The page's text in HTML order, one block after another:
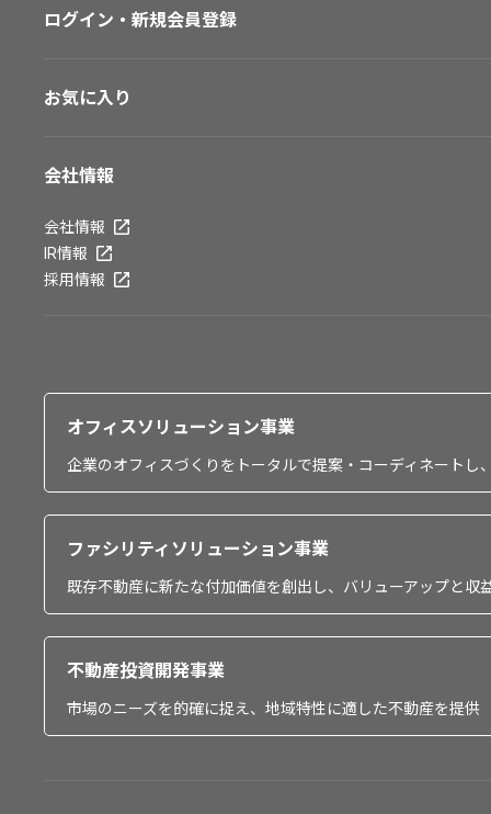
ログイン・新規会員登録
お気に入り
会社情報
会社情報
IR情報
採用情報
オフィスソリューション事業
企業のオフィスづくりをトータルで提案・コーディネート
ファシリティソリューション事業
既存不動産に新たな付加価値を創出し、バリューアップと収
不動産投資開発事業
市場のニーズを的確に捉え、地域特性に適した不動産を提供